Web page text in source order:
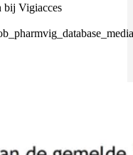
bij Vigiacces